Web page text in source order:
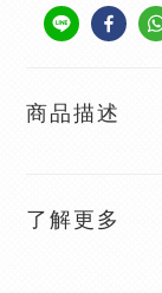
商品描述
了解更多